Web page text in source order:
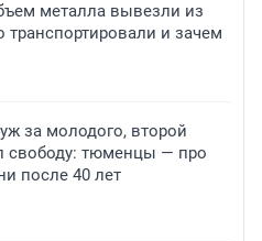
металла вывезли из
транспортировали и зачем
за молодого, второй
свободу: тюменцы — про
после 40 лет